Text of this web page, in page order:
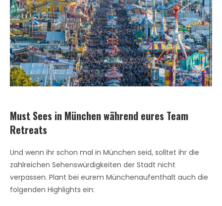
Must Sees in München während eures Team
Retreats
Und wenn ihr schon mal in München seid, solltet ihr die
zahlreichen Sehenswürdigkeiten der Stadt nicht
verpassen. Plant bei eurem Münchenaufenthalt auch die
folgenden Highlights ein: